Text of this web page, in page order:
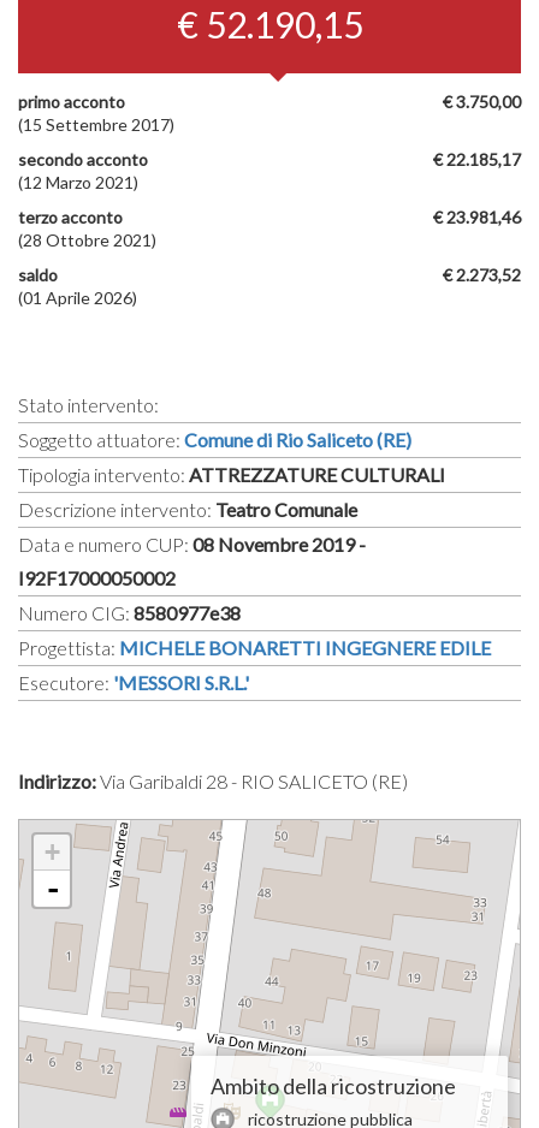
€ 52.190,15
€ 3.750,00
primo acconto
(15 Settembre 2017)
€ 22.185,17
secondo acconto
(12 Marzo 2021)
€ 23.981,46
terzo acconto
(28 Ottobre 2021)
€ 2.273,52
saldo
(01 Aprile 2026)
Stato intervento:
Soggetto attuatore: Comune di Rio Saliceto (RE)
Tipologia intervento: ATTREZZATURE CULTURALI
Descrizione intervento: Teatro Comunale
Data e numero CUP: 08 Novembre 2019 -
I92F17000050002
Numero CIG: 8580977e38
Progettista: MICHELE BONARETTI INGEGNERE EDILE
Esecutore: 'MESSORI S.R.L.'
Indirizzo:Via Garibaldi 28 - RIO SALICETO (RE)
+
-
Ambito della ricostruzione
ricostruzione pubblica